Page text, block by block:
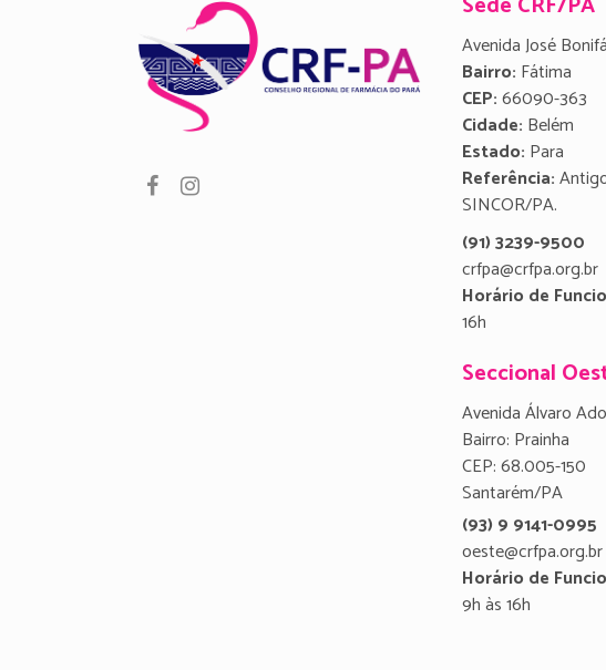
Avenida José
Bairro: Fátima
CEP:66090-363
Cidade: Belém
Estado: Para
Referência:
SINCOR/PA.
(91) 3239-9500
crfpa@crfpa.org.br
Horário de
16h
Seccional
Avenida Álvaro
Bairro: Prainha
CEP: 68.005-150
Santarém/PA
(93) 9 9141-0995
oeste@crfpa.org.br
Horário de
9h às 16h